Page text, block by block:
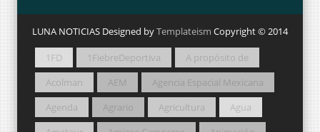
LUNA NOTICIAS Designed byTemplateism Copyright © 2014
1FD 1FiebreDeportiva
A propósito de
Acolman
AEM
Agencia Espacial Mexicana
Agenda
Agrario Agricultura
Agua